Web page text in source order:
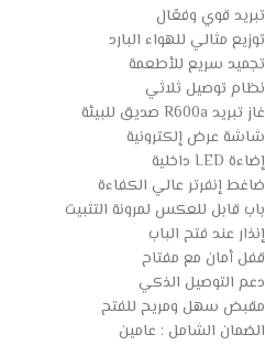
تبريد قوي وفعّال
توزيع مثالي للهواء البارد
تجميد سريع للأطعمة
نظام توصيل ثلاثي
غاز تبريد R600a صديق للبيئة
شاشة عرض إلكترونية
إضاءة LED داخلية
ضاغط إنفرتر عالي الكفاءة
باب قابل للعكس لمرونة التثبيت
إنذار عند فتح الباب
قفل أمان مع مفتاح
دعم التوصيل الذكي
مقبض سهل ومريح للفتح
الضمان الشامل : عامين